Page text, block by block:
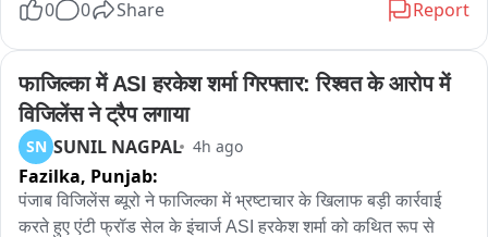
0
0 Share Report
फाजिल्का में ASI हरकेश शर्मा गिरफ्तार: रिश्वत के आरोप में
विजिलेंस ने ट्रैप लगाया
SN SUNIL NAGPAL 4h ago
Fazilka, Punjab:
पंजाब विजिलेंस ब्यूरो ने फाजिल्का में भ्रष्टाचार के खिलाफ बड़ी कार्रवाई
करते हुए एंटी फ्रॉड सेल के इंचार्ज ASI हरकेश शर्मा को कथित रूप से